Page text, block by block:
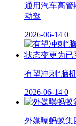
通用汽车高管
动驾
2026-06-14 0
有望冲刺“脑
2026-06-14 0
外媒曝蚂蚁集